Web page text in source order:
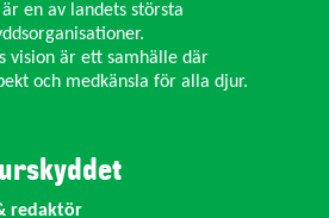
en av landets största
vision är ett samhälle där
och medkänsla för alla djur.
redaktör